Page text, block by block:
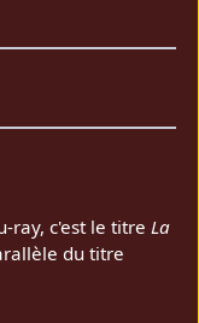
ray, c'est le titre La
du titre